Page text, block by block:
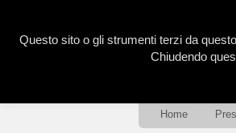
Home
Questo sito o gli strumenti terzi da
Chiudendo